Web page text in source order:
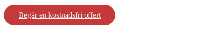
Begär en kostnadsfri offert